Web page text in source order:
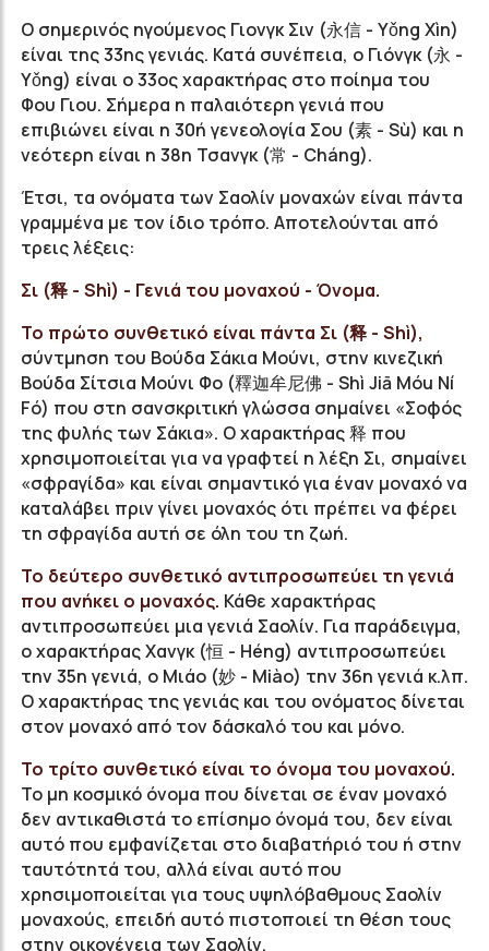
Ο σημερινός ηγούμενος Γιονγκ Σιν (永信 - Yǒng Xìn)
είναι της 33ης γενιάς. Κατά συνέπεια, ο Γιόνγκ (永 -
Yǒng) είναι ο 33ος χαρακτήρας στο ποίημα του
Φου Γιου. Σήμερα η παλαιότερη γενιά που
επιβιώνει είναι η 30ή γενεολογία Σου (素 - Sù) και η
νεότερη είναι η 38η Τσανγκ (常 - Cháng).
Έτσι, τα ονόματα των Σαολίν μοναχών είναι πάντα
γραμμένα με τον ίδιο τρόπο. Αποτελούνται από
τρεις λέξεις:
Σι (释 - Shì) - Γενιά του μοναχού - Όνομα.
Το πρώτο συνθετικό είναι πάντα Σι (释 - Shì),
σύντμηση του Βούδα Σάκια Μούνι, στην κινεζική
Βούδα Σίτσια Μούνι Φο (釋迦牟尼佛 - Shì Jiā Móu Ní
Fó) που στη σανσκριτική γλώσσα σημαίνει «Σοφός
της φυλής των Σάκια». Ο χαρακτήρας 释 που
χρησιμοποιείται για να γραφτεί η λέξη Σι, σημαίνει
«σφραγίδα» και είναι σημαντικό για έναν μοναχό να
καταλάβει πριν γίνει μοναχός ότι πρέπει να φέρει
τη σφραγίδα αυτή σε όλη του τη ζωή.
Το δεύτερο συνθετικό αντιπροσωπεύει τη γενιά
που ανήκει ο μοναχός. Κάθε χαρακτήρας
αντιπροσωπεύει μια γενιά Σαολίν. Για παράδειγμα,
ο χαρακτήρας Χανγκ (恒 - Héng) αντιπροσωπεύει
την 35η γενιά, ο Μιάο (妙 - Miào) την 36η γενιά κ.λπ.
Ο χαρακτήρας της γενιάς και του ονόματος δίνεται
στον μοναχό από τον δάσκαλό του και μόνο.
Το τρίτο συνθετικό είναι το όνομα του μοναχού.
Το μη κοσμικό όνομα που δίνεται σε έναν μοναχό
δεν αντικαθιστά το επίσημο όνομά του, δεν είναι
αυτό που εμφανίζεται στο διαβατήριό του ή στην
ταυτότητά του, αλλά είναι αυτό που
χρησιμοποιείται για τους υψηλόβαθμους Σαολίν
μοναχούς, επειδή αυτό πιστοποιεί τη θέση τους
στην οικογένεια των Σαολίν.